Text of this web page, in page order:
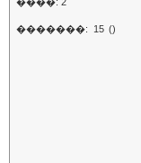
�������: 15 ()